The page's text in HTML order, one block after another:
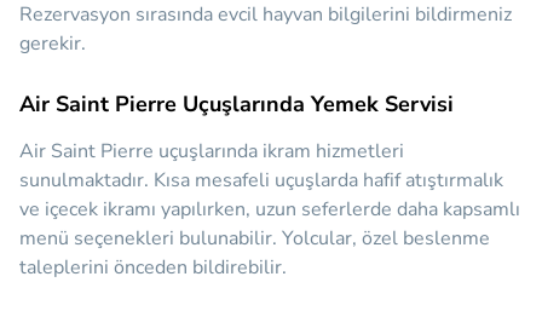
Rezervasyon sırasında evcil hayvan bilgilerini bildirmeniz
gerekir.
Air Saint Pierre Uçuşlarında Yemek Servisi
Air Saint Pierre uçuşlarında ikram hizmetleri
sunulmaktadır. Kısa mesafeli uçuşlarda hafif atıştırmalık
ve içecek ikramı yapılırken, uzun seferlerde daha kapsamlı
menü seçenekleri bulunabilir. Yolcular, özel beslenme
taleplerini önceden bildirebilir.